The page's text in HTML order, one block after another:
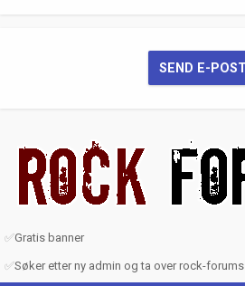
✅Gratis banner
✅Søker etter ny admin og ta over rock-forums